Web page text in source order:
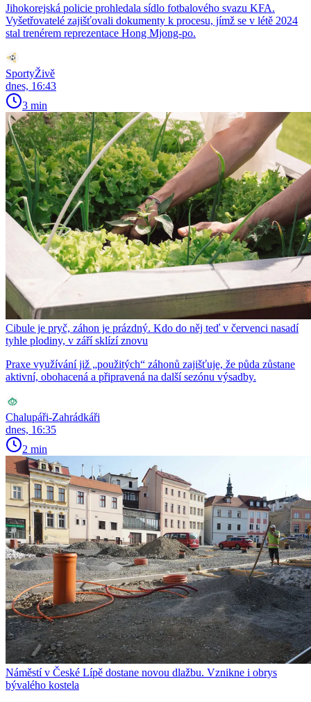
Jihokorejská policie prohledala sídlo fotbalového svazu KFA.
Vyšetřovatelé zajišťovali dokumenty k procesu, jímž se v létě 2024
stal trenérem reprezentace Hong Mjong-po.
SportyŽivě
dnes, 16:43
3 min
Cibule je pryč, záhon je prázdný. Kdo do něj teď v červenci nasadí
tyhle plodiny, v září sklízí znovu
Praxe využívání již „použitých“ záhonů zajišťuje, že půda zůstane
aktivní, obohacená a připravená na další sezónu výsadby.
Chalupáři-Zahrádkáři
dnes, 16:35
2 min
Náměstí v České Lípě dostane novou dlažbu. Vznikne i obrys
bývalého kostela